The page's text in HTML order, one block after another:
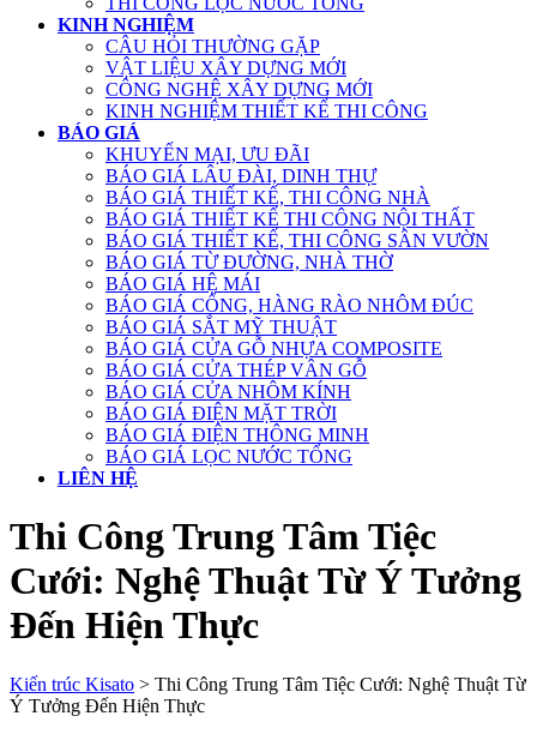
KINH NGHIỆM
CÂU HỎI THƯỜNG GẶP
VẬT LIỆU XÂY DỰNG MỚI
CÔNG NGHỆ XÂY DỰNG MỚI
KINH NGHIỆM THIẾT KẾ THI CÔNG
BÁO GIÁ
KHUYẾN MẠI, ƯU ĐÃI
BÁO GIÁ LÂU ĐÀI, DINH THỰ
BÁO GIÁ THIẾT KẾ, THI CÔNG NHÀ
BÁO GIÁ THIẾT KẾ THI CÔNG NỘI THẤT
BÁO GIÁ THIẾT KẾ, THI CÔNG SÂN VƯỜN
BÁO GIÁ TỪ ĐƯỜNG, NHÀ THỜ
BÁO GIÁ HỆ MÁI
BÁO GIÁ CỔNG, HÀNG RÀO NHÔM ĐÚC
BÁO GIÁ SẮT MỸ THUẬT
BÁO GIÁ CỬA GỖ NHỰA COMPOSITE
BÁO GIÁ CỬA THÉP VÂN GỖ
BÁO GIÁ CỬA NHÔM KÍNH
BÁO GIÁ ĐIỆN MẶT TRỜI
BÁO GIÁ ĐIỆN THÔNG MINH
BÁO GIÁ LỌC NƯỚC TỔNG
LIÊN HỆ
Thi Công Trung Tâm Tiệc
Cưới: Nghệ Thuật Từ Ý Tưởng
Đến Hiện Thực
Kiến trúc Kisato > Thi Công Trung Tâm Tiệc Cưới: Nghệ Thuật Từ
Ý Tưởng Đến Hiện Thực